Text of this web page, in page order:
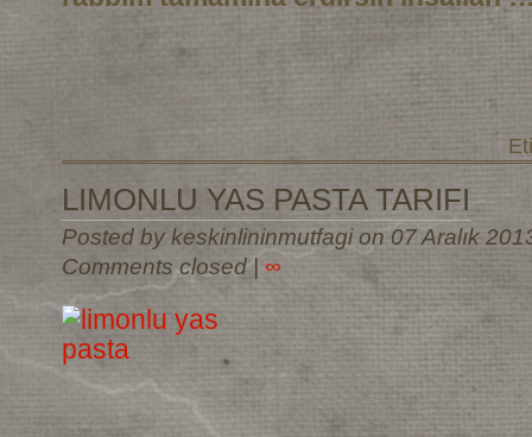
LIMONLU YAS PASTA TARIFI
Posted by keskinlininmutfagi on 07 Aralık
Comments closed| ∞